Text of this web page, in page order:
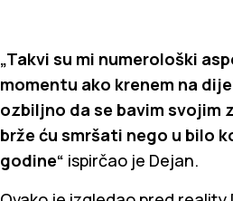
„Takvi su mi numerološki
momentu ako krenem na
ozbiljno da se bavim svojim
brže ću smršati nego u bilo
godine“ ispirčao je Dejan.